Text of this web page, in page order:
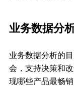
业务数据分
业务数据分析的
会，支持决策和
现哪些产品最畅